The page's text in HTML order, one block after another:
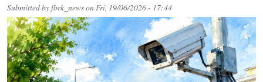
Submitted byfbrk_newsonFri, 19/06/2026 - 17:44